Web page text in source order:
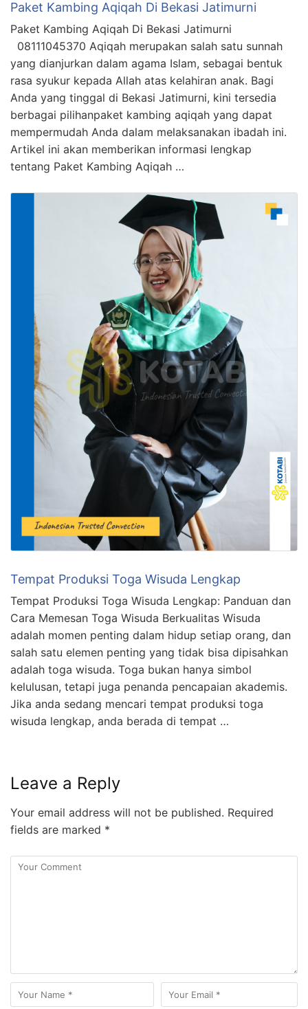
Paket Kambing Aqiqah Di Bekasi Jatimurni
Paket Kambing Aqiqah Di Bekasi Jatimurni
08111045370 Aqiqah merupakan salah satu sunnah
yang dianjurkan dalam agama Islam, sebagai bentuk
rasa syukur kepada Allah atas kelahiran anak. Bagi
Anda yang tinggal di Bekasi Jatimurni, kini tersedia
berbagai pilihanpaket kambing aqiqah yang dapat
mempermudah Anda dalam melaksanakan ibadah ini.
Artikel ini akan memberikan informasi lengkap
tentang Paket Kambing Aqiqah …
Tempat Produksi Toga Wisuda Lengkap
Tempat Produksi Toga Wisuda Lengkap: Panduan dan
Cara Memesan Toga Wisuda Berkualitas Wisuda
adalah momen penting dalam hidup setiap orang, dan
salah satu elemen penting yang tidak bisa dipisahkan
adalah toga wisuda. Toga bukan hanya simbol
kelulusan, tetapi juga penanda pencapaian akademis.
Jika anda sedang mencari tempat produksi toga
wisuda lengkap, anda berada di tempat …
Leave a Reply
Your email address will not be published. Required
fields are marked *